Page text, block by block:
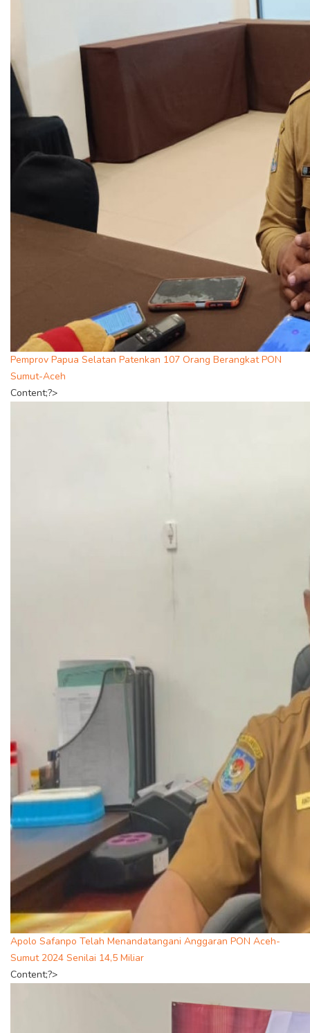
Pemprov Papua Selatan Patenkan 107 Orang Berangkat PON
Sumut-Aceh
Content;?>
Apolo Safanpo Telah Menandatangani Anggaran PON Aceh-
Sumut 2024 Senilai 14,5 Miliar
Content;?>